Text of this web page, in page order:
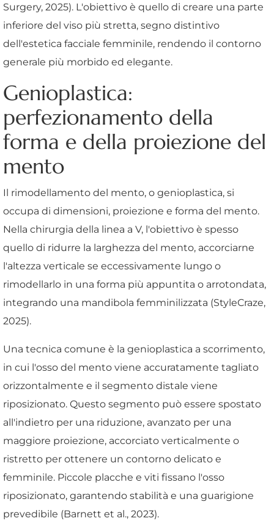
Surgery, 2025). L'obiettivo è quello di creare una parte
inferiore del viso più stretta, segno distintivo
dell'estetica facciale femminile, rendendo il contorno
generale più morbido ed elegante.
Genioplastica:
perfezionamento della
forma e della proiezione del
mento
Il rimodellamento del mento, o genioplastica, si
occupa di dimensioni, proiezione e forma del mento.
Nella chirurgia della linea a V, l'obiettivo è spesso
quello di ridurre la larghezza del mento, accorciarne
l'altezza verticale se eccessivamente lungo o
rimodellarlo in una forma più appuntita o arrotondata,
integrando una mandibola femminilizzata (StyleCraze,
2025).
Una tecnica comune è la genioplastica a scorrimento,
in cui l'osso del mento viene accuratamente tagliato
orizzontalmente e il segmento distale viene
riposizionato. Questo segmento può essere spostato
all'indietro per una riduzione, avanzato per una
maggiore proiezione, accorciato verticalmente o
ristretto per ottenere un contorno delicato e
femminile. Piccole placche e viti fissano l'osso
riposizionato, garantendo stabilità e una guarigione
prevedibile (Barnett et al., 2023).